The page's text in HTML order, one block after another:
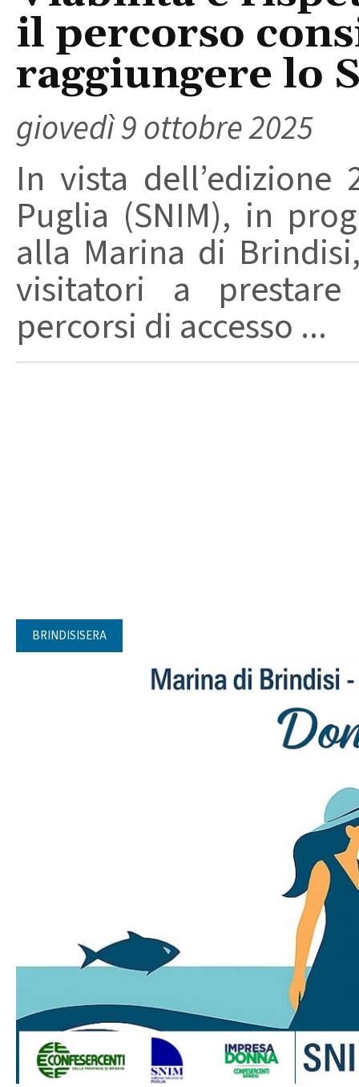
il percorso
raggiungere lo
giovedì 9 ottobre 2025
In vista
Puglia (SNIM), in
alla Marina di
visitatori a
percorsi di accesso ...
BRINDISISERA